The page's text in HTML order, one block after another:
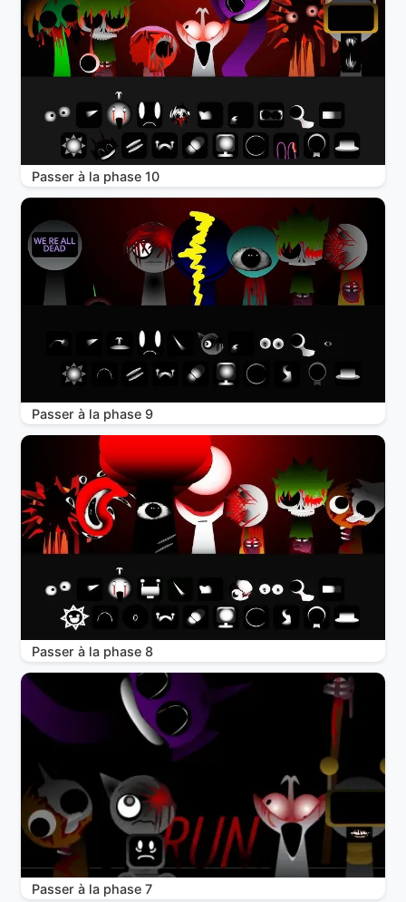
Passer à la phase 10
Passer à la phase 9
Passer à la phase 8
Passer à la phase 7